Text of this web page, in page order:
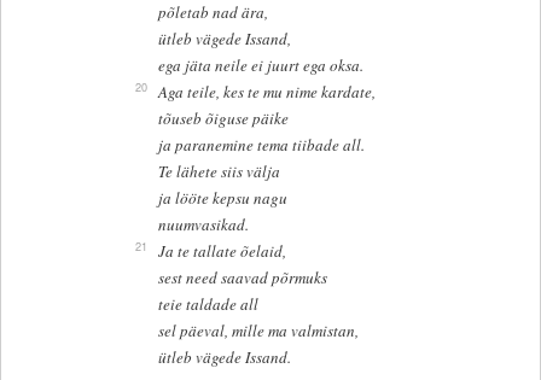
põletab nad ära,
ütleb vägede Issand,
ega jäta neile ei juurt ega oksa.
20
Aga teile, kes te mu nime kardate,
tõuseb õiguse päike
ja paranemine tema tiibade all.
Te lähete siis välja
ja lööte kepsu nagu
nuumvasikad.
21
Ja te tallate õelaid,
sest need saavad põrmuks
teie taldade all
sel päeval, mille ma valmistan,
ütleb vägede Issand.